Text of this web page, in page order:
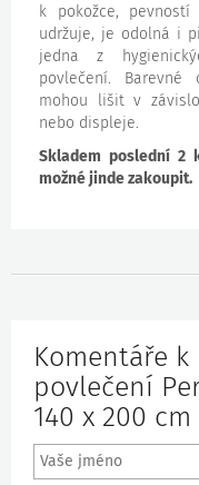
k pokožce,
udržuje, je odolná i
jedna z
povlečení.
mohou lišit v
nebo displeje.
Skladem poslední 2
možné jinde zakoupit.
Komentáře
povlečení
140 x 200 cm